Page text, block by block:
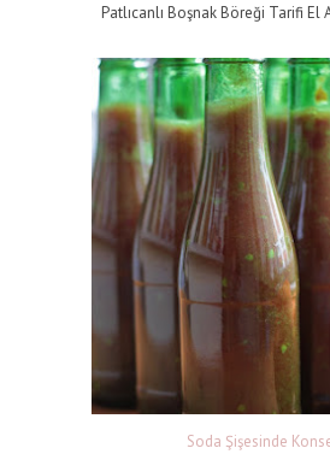
Patlıcanlı Boşnak Böreği Tarifi El
Soda Şişesinde